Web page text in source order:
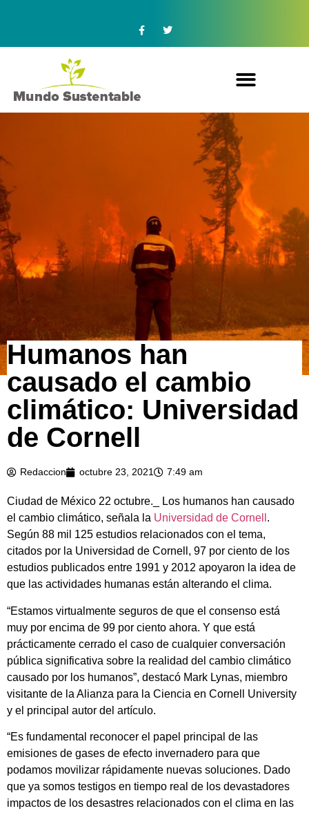
Humanos han
causado el cambio
climático: Universidad
de Cornell
Redaccion octubre 23, 2021 7:49 am
Ciudad de México 22 octubre._ Los humanos han causado
el cambio climático, señala la Universidad de Cornell .
Según 88 mil 125 estudios relacionados con el tema,
citados por la Universidad de Cornell, 97 por ciento de los
estudios publicados entre 1991 y 2012 apoyaron la idea de
que las actividades humanas están alterando el clima.
“Estamos virtualmente seguros de que el consenso está
muy por encima de 99 por ciento ahora. Y que está
prácticamente cerrado el caso de cualquier conversación
pública significativa sobre la realidad del cambio climático
causado por los humanos”, destacó Mark Lynas, miembro
visitante de la Alianza para la Ciencia en Cornell University
y el principal autor del artículo.
“Es fundamental reconocer el papel principal de las
emisiones de gases de efecto invernadero para que
podamos movilizar rápidamente nuevas soluciones. Dado
que ya somos testigos en tiempo real de los devastadores
impactos de los desastres relacionados con el clima en las